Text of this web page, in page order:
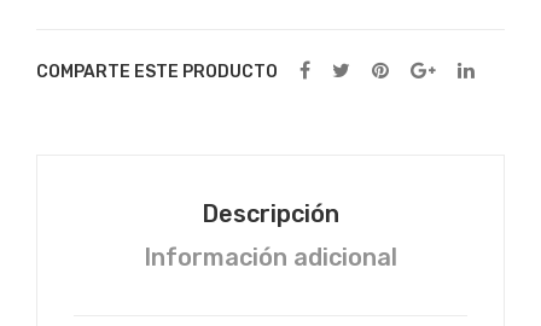
COMPARTE ESTE PRODUCTO
Descripción
Información adicional